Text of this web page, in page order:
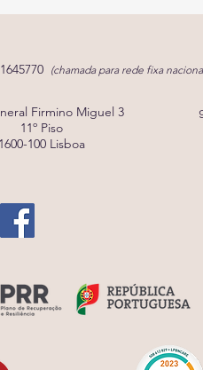
(chamada para rede fixa
Firmino Miguel 3
11º Piso
1600-100 Lisboa